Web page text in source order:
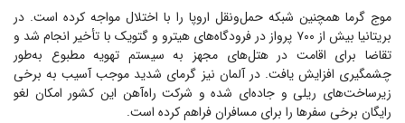
موج گرما همچنین شبکه حمل‌ونقل اروپا را با اختلال مواجه کرده است. در
بریتانیا بیش از ۷۰۰ پرواز در فرودگاه‌های هیترو و گتویک با تأخیر انجام شد و
تقاضا برای اقامت در هتل‌های مجهز به سیستم تهویه مطبوع به‌طور
چشمگیری افزایش یافت. در آلمان نیز گرمای شدید موجب آسیب به برخی
زیرساخت‌های ریلی و جاده‌ای شده و شرکت راه‌آهن این کشور امکان لغو
رایگان برخی سفر‌ها را برای مسافران فراهم کرده است.